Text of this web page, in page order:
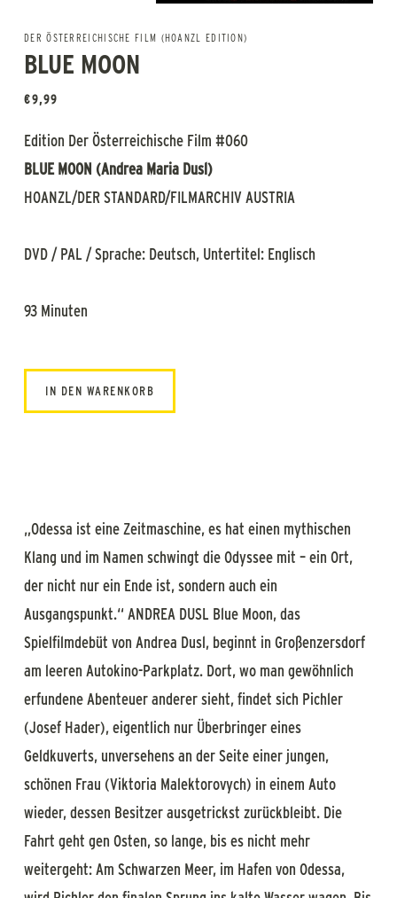
DER ÖSTERREICHISCHE FILM (HOANZL EDITION)
BLUE MOON
€9,99
Edition Der Österreichische Film #060
BLUE MOON (Andrea Maria Dusl)
HOANZL/DER STANDARD/FILMARCHIV AUSTRIA
DVD / PAL / Sprache: Deutsch, Untertitel: Englisch
93 Minuten
IN DEN WARENKORB
„Odessa ist eine Zeitmaschine, es hat einen mythischen
Klang und im Namen schwingt die Odyssee mit – ein Ort,
der nicht nur ein Ende ist, sondern auch ein
Ausgangspunkt.“ ANDREA DUSL Blue Moon, das
Spielfilmdebüt von Andrea Dusl, beginnt in Großenzersdorf
am leeren Autokino-Parkplatz. Dort, wo man gewöhnlich
erfundene Abenteuer anderer sieht, findet sich Pichler
(Josef Hader), eigentlich nur Überbringer eines
Geldkuverts, unversehens an der Seite einer jungen,
schönen Frau (Viktoria Malektorovych) in einem Auto
wieder, dessen Besitzer ausgetrickst zurückbleibt. Die
Fahrt geht gen Osten, so lange, bis es nicht mehr
weitergeht: Am Schwarzen Meer, im Hafen von Odessa,